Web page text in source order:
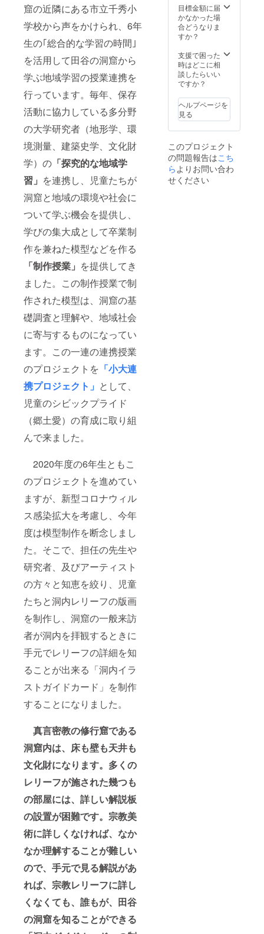
窟の近隣にある市立千秀小
学校から声をかけられ、6年
生の｢総合的な学習の時間｣
を活用して田谷の洞窟から
学ぶ地域学習の授業連携を
行っています。毎年、保存
活動に協力している多分野
の大学研究者（地形学、環
境測量、建築史学、文化財
学）の 「探究的な地域学
習」 を連携し、児童たちが
洞窟と地域の環境や社会に
ついて学ぶ機会を提供し、
学びの集大成として卒業制
作を兼ねた模型などを作る
「制作授業」 を提供してき
ました。この制作授業で制
作された模型は、洞窟の基
礎調査と理解や、地域社会
に寄与するものになってい
ます。この一連の連携授業
のプロジェクトを 「小大連
携プロジェクト」 として、
児童のシビックプライド
（郷土愛）の育成に取り組
んで来ました。
2020年度の6年生ともこ
のプロジェクトを進めてい
ますが、新型コロナウィル
ス感染拡大を考慮し、今年
度は模型制作を断念しまし
た。そこで、担任の先生や
研究者、及びアーティスト
の方々と知恵を絞り、児童
たちと洞内レリーフの版画
を制作し、洞窟の一般来訪
者が洞内を拝観するときに
手元でレリーフの詳細を知
ることが出来る「洞内イラ
ストガイドカード」を制作
することになりました。
真言密教の修行窟である
洞窟内は、床も壁も天井も
文化財になります。多くの
レリーフが施された幾つも
の部屋には、詳しい解説板
の設置が困難です。宗教美
術に詳しくなければ、なか
なか理解することが難しい
ので、手元で見る解説があ
れば、宗教レリーフに詳し
くなくても、誰もが、田谷
の洞窟を知ることができる
ストガ
イド
カード
※ 本ク
ファン
ディン
グ終了
後に印
Goods
（B）お
灯明団
扇 ・絵
枚組）
・五鈷
杵スト
ラップ
神奈川
県横浜
市 ○○
○○
※ ｢備考
欄｣に掲
載の可
否を
OK」か
「掲載
NG」の
どちら
明記く
ださ
い。 ・
Goods
（A）洞
目標金額に届
かなかった場
合どうなりま
すか？
支援で困った
時はどこに相
談したらいい
ですか？
ヘルプページを
見る
このプロジェクト
の問題報告はこち
らよりお問い合わ
せください